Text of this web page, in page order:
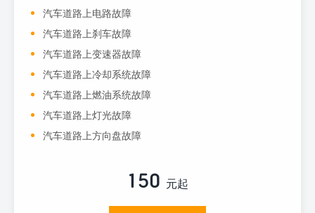
汽车道路上电路故障
汽车道路上刹车故障
汽车道路上变速器故障
汽车道路上冷却系统故障
汽车道路上燃油系统故障
汽车道路上灯光故障
汽车道路上方向盘故障
150 元起